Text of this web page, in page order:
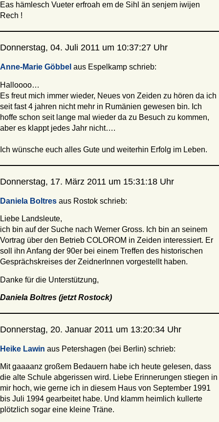
Eas hämlesch Vueter erfroah em de Sihl än senjem iwijen
Rech !
Donnerstag, 04. Juli 2011 um 10:37:27 Uhr
Anne-Marie Göbbel aus Espelkamp schrieb:
Halloooo…
Es freut mich immer wieder, Neues von Zeiden zu hören da ich
seit fast 4 jahren nicht mehr in Rumänien gewesen bin. Ich
hoffe schon seit lange mal wieder da zu Besuch zu kommen,
aber es klappt jedes Jahr nicht….
Ich wünsche euch alles Gute und weiterhin Erfolg im Leben.
Donnerstag, 17. März 2011 um 15:31:18 Uhr
Daniela Boltres aus Rostok schrieb:
Liebe Landsleute,
ich bin auf der Suche nach Werner Gross. Ich bin an seinem
Vortrag über den Betrieb COLOROM in Zeiden interessiert. Er
soll ihn Anfang der 90er bei einem Treffen des historischen
Gesprächskreises der ZeidnerInnen vorgestellt haben.
Danke für die Unterstützung,
Daniela Boltres (jetzt Rostock)
Donnerstag, 20. Januar 2011 um 13:20:34 Uhr
Heike Lawin aus Petershagen (bei Berlin) schrieb:
Mit gaaaanz großem Bedauern habe ich heute gelesen, dass
die alte Schule abgerissen wird. Liebe Erinnerungen stiegen in
mir hoch, wie gerne ich in diesem Haus von September 1991
bis Juli 1994 gearbeitet habe. Und klamm heimlich kullerte
plötzlich sogar eine kleine Träne.